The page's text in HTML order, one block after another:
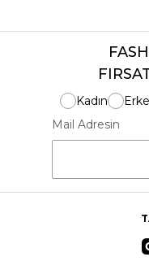
Kadın
Mail Adresin